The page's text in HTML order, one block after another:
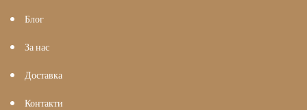
Блог
За нас
Доставка
Контакти